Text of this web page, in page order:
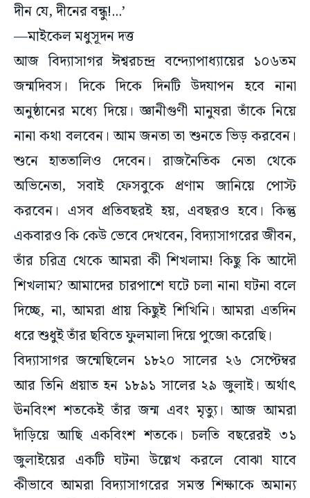
দীন যে, দীনের বন্ধু!...’
—মাইকেল মধুসূদন দত্ত
আজ বিদ্যাসাগর ঈশ্বরচন্দ্র বন্দ্যোপাধ্যায়ের ১০৬তম
জন্মদিবস। দিকে দিকে দিনটি উদযাপন হবে নানা
অনুষ্ঠানের মধ্যে দিয়ে। জ্ঞানীগুণী মানুষরা তাঁকে নিয়ে
নানা কথা বলবেন। আম জনতা তা শুনতে ভিড় করবেন।
শুনে হাততালিও দেবেন। রাজনৈতিক নেতা থেকে
অভিনেতা, সবাই ফেসবুকে প্রণাম জানিয়ে পোস্ট
করবেন। এসব প্রতিবছরই হয়, এবছরও হবে। কিন্তু
একবারও কি কেউ ভেবে দেখবেন, বিদ্যাসাগরের জীবন,
তাঁর চরিত্র থেকে আমরা কী শিখলাম! কিছু কি আদৌ
শিখলাম? আমাদের চারপাশে ঘটে চলা নানা ঘটনা বলে
দিচ্ছে, না, আমরা প্রায় কিছুই শিখিনি। আমরা এতদিন
ধরে শুধুই তাঁর ছবিতে ফুলমালা দিয়ে পুজো করেছি।
বিদ্যাসাগর জন্মেছিলেন ১৮২০ সালের ২৬ সেপ্টেম্বর
আর তিনি প্রয়াত হন ১৮৯১ সালের ২৯ জুলাই। অর্থাৎ
ঊনবিংশ শতকেই তাঁর জন্ম এবং মৃত্যু। আজ আমরা
দাঁড়িয়ে আছি একবিংশ শতকে। চলতি বছরেরই ৩১
জুলাইয়ের একটি ঘটনা উল্লেখ করলে বোঝা যাবে
কীভাবে আমরা বিদ্যাসাগরের সমস্ত শিক্ষাকে অমান্য